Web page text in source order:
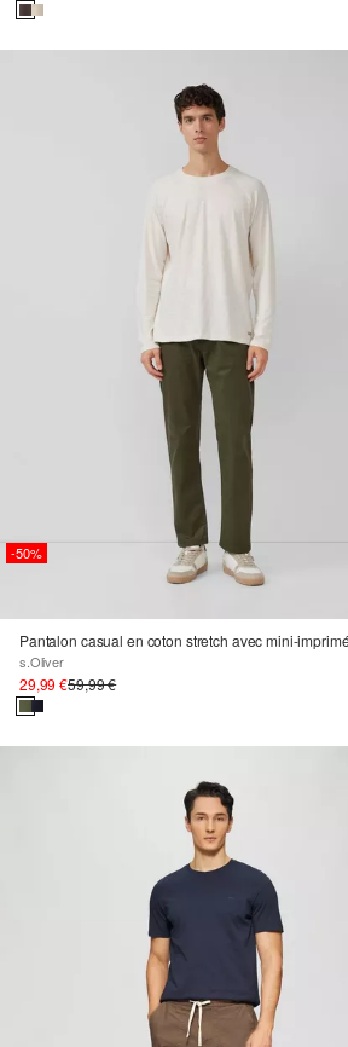
-50%
s.Oliver
29,99 €59,99 €